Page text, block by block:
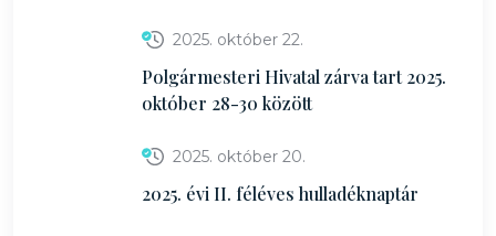
2025. október 22.
Polgármesteri Hivatal zárva tart 2025.
október 28-30 között
2025. október 20.
2025. évi II. féléves hulladéknaptár